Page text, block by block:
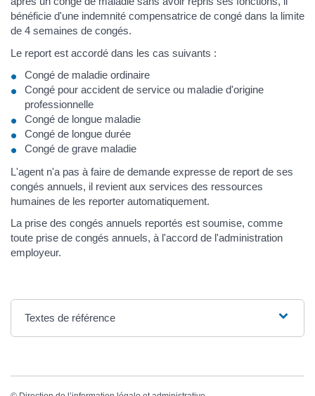
bénéficie d'une indemnité compensatrice de congé dans la limite
de 4 semaines de congés.
Le report est accordé dans les cas suivants :
Congé de maladie ordinaire
Congé pour accident de service ou maladie d'origine
professionnelle
Congé de longue maladie
Congé de longue durée
Congé de grave maladie
L'agent n'a pas à faire de demande expresse de report de ses
congés annuels, il revient aux services des ressources
humaines de les reporter automatiquement.
La prise des congés annuels reportés est soumise, comme
toute prise de congés annuels, à l'accord de l'administration
employeur.
Textes de référence